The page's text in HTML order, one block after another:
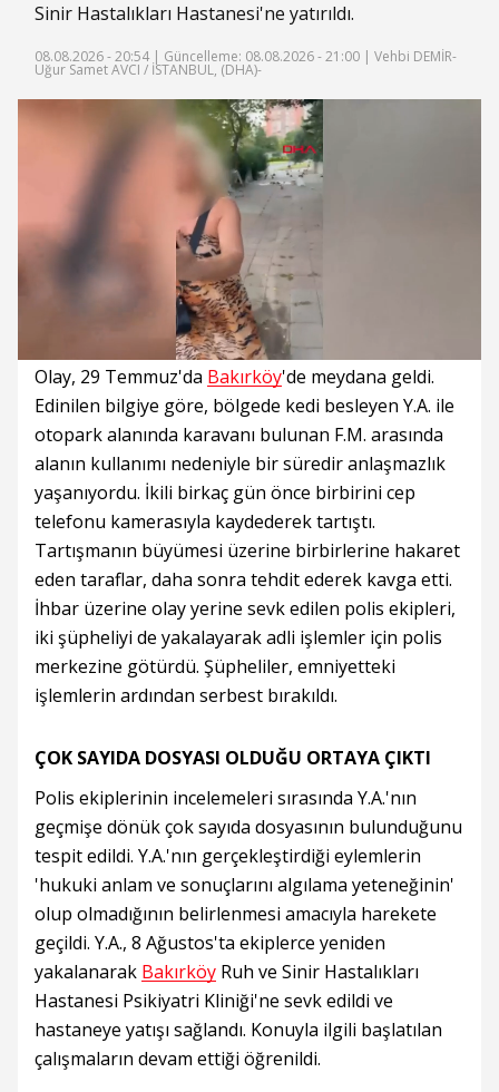
Sinir Hastalıkları Hastanesi'ne yatırıldı.
08.08.2026 - 20:54 | Güncelleme: 08.08.2026 - 21:00 | Vehbi DEMİR-
Uğur Samet AVCI / İSTANBUL, (DHA)-
Toplam
Süre Yüklendi
0%
Yükleniyor
0%
Olay, 29 Temmuz'da Bakırköy'de meydana geldi.
Edinilen bilgiye göre, bölgede kedi besleyen Y.A. ile
otopark alanında karavanı bulunan F.M. arasında
alanın kullanımı nedeniyle bir süredir anlaşmazlık
yaşanıyordu. İkili birkaç gün önce birbirini cep
telefonu kamerasıyla kaydederek tartıştı.
Tartışmanın büyümesi üzerine birbirlerine hakaret
eden taraflar, daha sonra tehdit ederek kavga etti.
İhbar üzerine olay yerine sevk edilen polis ekipleri,
iki şüpheliyi de yakalayarak adli işlemler için polis
merkezine götürdü. Şüpheliler, emniyetteki
işlemlerin ardından serbest bırakıldı.
ÇOK SAYIDA DOSYASI OLDUĞU ORTAYA ÇIKTI
Polis ekiplerinin incelemeleri sırasında Y.A.'nın
geçmişe dönük çok sayıda dosyasının bulunduğunu
tespit edildi. Y.A.'nın gerçekleştirdiği eylemlerin
'hukuki anlam ve sonuçlarını algılama yeteneğinin'
olup olmadığının belirlenmesi amacıyla harekete
geçildi. Y.A., 8 Ağustos'ta ekiplerce yeniden
yakalanarak Bakırköy Ruh ve Sinir Hastalıkları
Hastanesi Psikiyatri Kliniği'ne sevk edildi ve
hastaneye yatışı sağlandı. Konuyla ilgili başlatılan
çalışmaların devam ettiği öğrenildi.